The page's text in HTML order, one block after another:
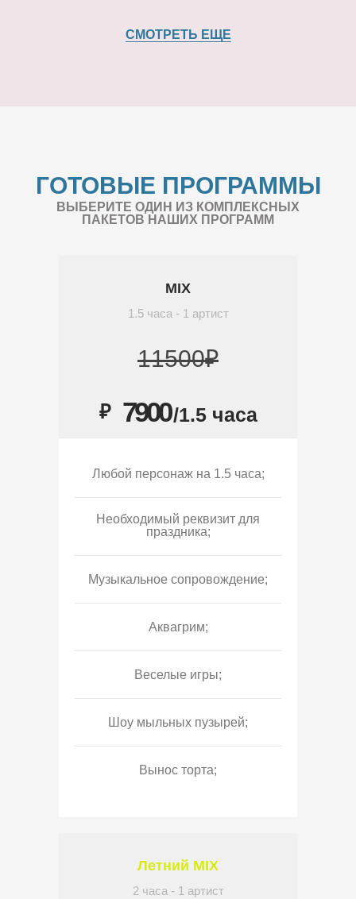
СМОТРЕТЬ ЕЩЕ
ГОТОВЫЕ ПРОГРАММЫ
ВЫБЕРИТЕ ОДИН ИЗ КОМПЛЕКСНЫХ
ПАКЕТОВ НАШИХ ПРОГРАММ
MIX
1.5 часа - 1 артист
11500₽
₽ 7900/1.5 часа
Любой персонаж на 1.5 часа;
Необходимый реквизит для
праздника;
Музыкальное сопровождение;
Аквагрим;
Веселые игры;
Шоу мыльных пузырей;
Вынос торта;
Летний MIX
2 часа - 1 артист